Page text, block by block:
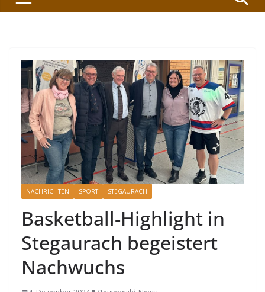
NACHRICHTEN SPORT STEGAURACH
Basketball-Highlight in
Stegaurach begeistert
Nachwuchs